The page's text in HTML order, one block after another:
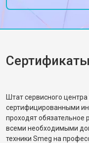
Штат сервисного
сертифицированными
проходят обязательное
всеми необходимыми
техники Smeg на